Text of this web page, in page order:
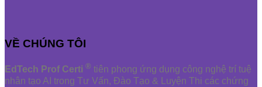
VỀ CHÚNG TÔI
EdTech Prof Certi ® tiên phong ứng dụng công nghệ trí tuệ
nhân tạo AI trong Tư Vấn, Đào Tạo & Luyện Thi các chứng